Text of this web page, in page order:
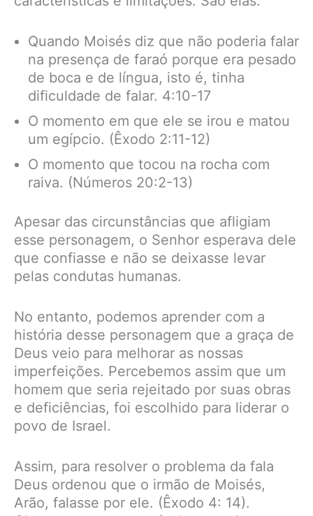
Quando Moisés diz que não poderia falar
na presença de faraó porque era pesado
de boca e de língua, isto é, tinha
dificuldade de falar. 4:10-17
O momento em que ele se irou e matou
um egípcio. (Êxodo 2:11-12)
O momento que tocou na rocha com
raiva. (Números 20:2-13)
Apesar das circunstâncias que afligiam
esse personagem, o Senhor esperava dele
que confiasse e não se deixasse levar
pelas condutas humanas.
No entanto, podemos aprender com a
história desse personagem que a graça de
Deus veio para melhorar as nossas
imperfeições. Percebemos assim que um
homem que seria rejeitado por suas obras
e deficiências, foi escolhido para liderar o
povo de Israel.
Assim, para resolver o problema da fala
Deus ordenou que o irmão de Moisés,
Arão, falasse por ele. (Êxodo 4: 14).